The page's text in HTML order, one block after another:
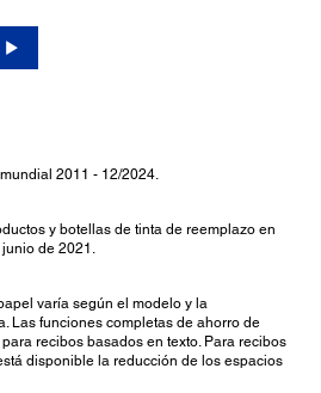
2011 - 12/2024.
y botellas de tinta de reemplazo en
de 2021.
varía según el modelo y la
Las funciones completas de ahorro de
recibos basados en texto. Para recibos
disponible la reducción de los espacios